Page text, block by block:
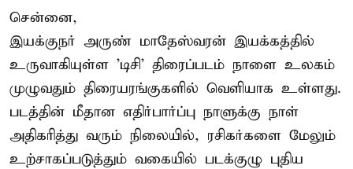
சென்னை,
இயக்குநர் அருண் மாதேஸ்வரன் இயக்கத்தில்
உருவாகியுள்ள 'டிசி' திரைப்படம் நாளை உலகம்
முழுவதும் திரையரங்குகளில் வெளியாக உள்ளது.
படத்தின் மீதான எதிர்பார்ப்பு நாளுக்கு நாள்
அதிகரித்து வரும் நிலையில், ரசிகர்களை மேலும்
உற்சாகப்படுத்தும் வகையில் படக்குழு புதிய